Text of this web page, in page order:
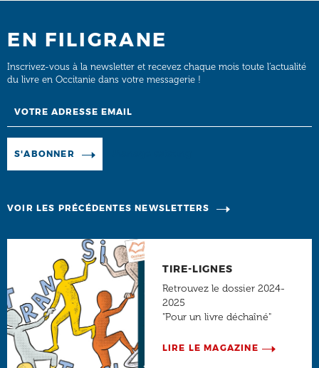
EN FILIGRANE
Inscrivez-vous à la newsletter et recevez chaque mois toute l’actualité
du livre en Occitanie dans votre messagerie !
S'ABONNER
VOIR LES PRÉCÉDENTES NEWSLETTERS
TIRE-LIGNES
Retrouvez le dossier 2024-
2025
"Pour un livre déchaîné"
LIRE LE MAGAZINE